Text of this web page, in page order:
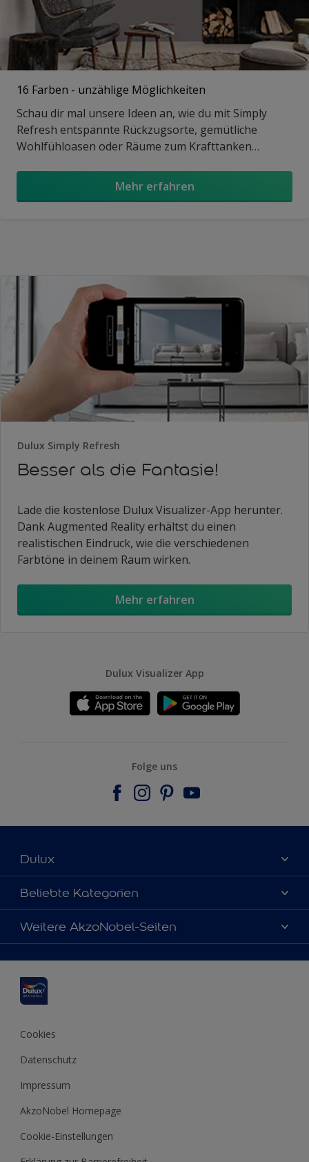
16 Farben - unzählige Möglichkeiten
Schau dir mal unsere Ideen an, wie du mit Simply
Refresh entspannte Rückzugsorte, gemütliche
Wohlfühloasen oder Räume zum Krafttanken
Mehr erfahren
Dulux Simply Refresh
Besser als die Fantasie!
Lade die kostenlose Dulux Visualizer-App herunter.
Dank Augmented Reality erhältst du einen
realistischen Eindruck, wie die verschiedenen
Farbtöne in deinem Raum wirken.
Mehr erfahren
Dulux Visualizer App
Folge uns
Dulux
Über uns
Farbgenauigkeit
Kontaktieren Sie uns
Beliebte Kategorien
Dulux Farben
Farbe des Jahres
Produkte
Inspirationen
Tipps
Weitere AkzoNobel-Seiten
Molto
Xyladecor
Cookies
Datenschutz
Impressum
AkzoNobel Homepage
Cookie-Einstellungen